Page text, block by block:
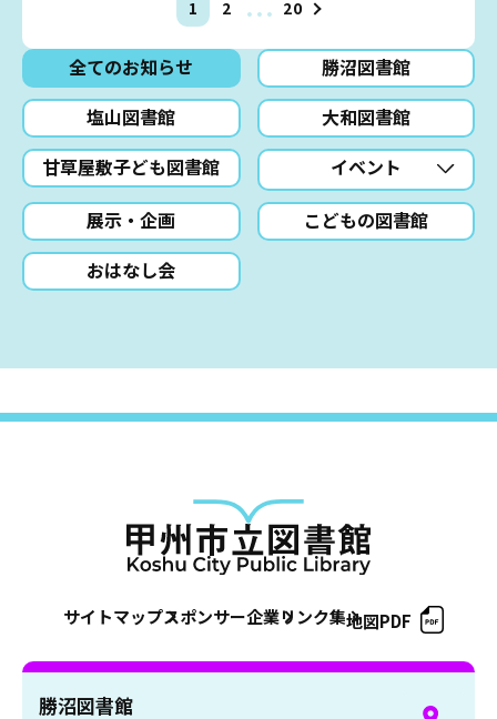
全てのお知らせ
勝沼図書館
塩山図書館
大和図書館
甘草屋敷子ども図書館
イベント
展示・企画
こどもの図書館
おはなし会
1 2 … 20
サイトマップスポンサー企業リンク集地図PDF
勝沼図書館
かい